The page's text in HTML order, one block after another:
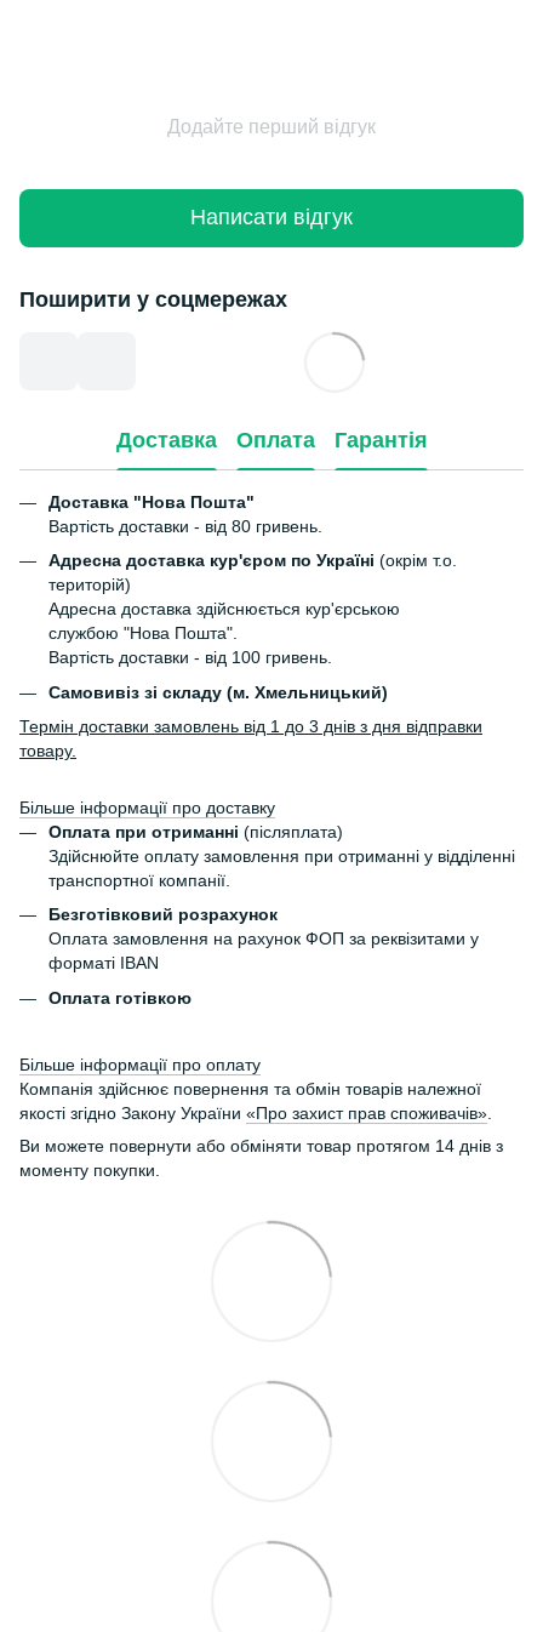
Додайте перший відгук
Написати відгук
Поширити у соцмережах
Доставка Оплата Гарантія
Доставка "Нова Пошта"
Вартість доставки - від 80 гривень.
Адресна доставка кур'єром по Україні (окрім т.о.
територій)
Адресна доставка здійснюється кур'єрською
службою "Нова Пошта".
Вартість доставки - від 100 гривень.
Самовивіз зі складу (м. Хмельницький)
Термін доставки замовлень від 1 до 3 днів з дня відправки
товару.
Більше інформації про доставку
Оплата при отриманні (післяплата)
Здійснюйте оплату замовлення при отриманні у відділенні
транспортної компанії.
Безготівковий розрахунок
Оплата замовлення на рахунок ФОП за реквізитами у
форматі IBAN
Оплата готівкою
Більше інформації про оплату
Компанія здійснює повернення та обмін товарів належної
якості згідно Закону України «Про захист прав споживачів».
Ви можете повернути або обміняти товар протягом 14 днів з
моменту покупки.